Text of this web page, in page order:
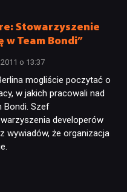
Stowarzyszenie
Team Bondi”
o 13:37
mogliście poczytać o
w jakich pracowali nad
Bondi. Szef
developerów
wywiadów, że organizacja